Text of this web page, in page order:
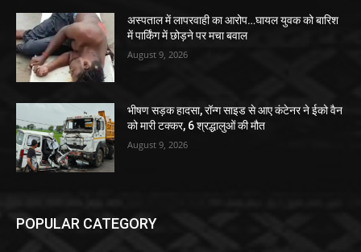
अस्पताल में लापरवाही का आरोप…घायल युवक को बारिश
में पार्किंग में छोड़ने पर मचा बवाल
August 9, 2026
भीषण सड़क हादसा, रॉन्ग साइड से आए कंटेनर ने ईको वैन
को मारी टक्कर, 6 श्रद्धालुओं की मौत
August 9, 2026
POPULAR CATEGORY